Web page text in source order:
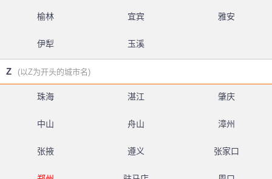
榆林 宜宾 雅安
伊犁 玉溪
Z (以Z为开头的城市名)
珠海 湛江 肇庆
中山 舟山 漳州
张掖 遵义 张家口